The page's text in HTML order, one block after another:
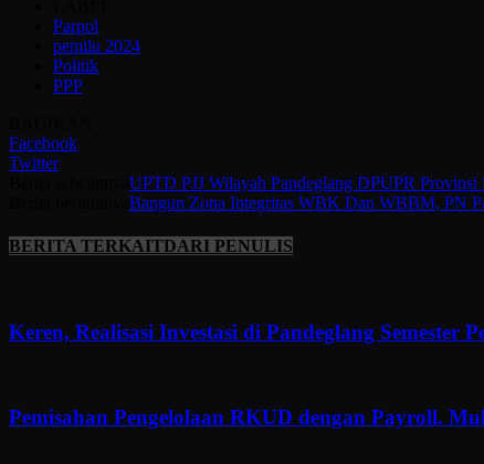
Parpol
pemilu 2024
Politik
PPP
Facebook
Twitter
UPTD PJJ Wilayah Pandeglang DPUPR
Bangun Zona Integritas WBK Dan WBBM, PN
BERITA TERKAITDARI PENULIS
Keren, Realisasi Investasi di Pandeglang Semester
Pemisahan Pengelolaan RKUD dengan Payroll.